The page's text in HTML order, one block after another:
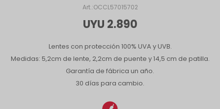
OCCL57015702
UYU 2.890
Lentes con protección 100% UVA y UVB.
Medidas: 5,2cm de lente, 2,2cm de puente y 14,5 cm de patilla.
Garantía de fábrica un año.
30 días para cambio.